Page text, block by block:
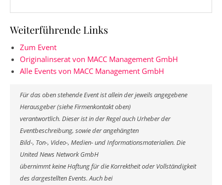
Weiterführende Links
Zum Event
Originalinserat von MACC Management GmbH
Alle Events von MACC Management GmbH
Für das oben stehende Event ist allein der jeweils angegebene
Herausgeber (siehe Firmenkontakt oben)
verantwortlich. Dieser ist in der Regel auch Urheber der
Eventbeschreibung, sowie der angehängten
Bild-, Ton-, Video-, Medien- und Informationsmaterialien. Die
United News Network GmbH
übernimmt keine Haftung für die Korrektheit oder Vollständigkeit
des dargestellten Events. Auch bei